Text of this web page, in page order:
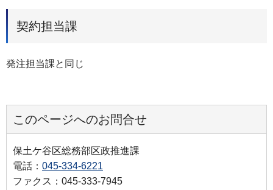
契約担当課
発注担当課と同じ
このページへのお問合せ
保土ケ谷区総務部区政推進課
電話： 045-334-6221
ファクス：045-333-7945